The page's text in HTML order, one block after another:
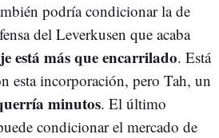
podría condicionar la de
del Leverkusen que acaba
está más que encarrilado. Está
esta incorporación, pero Tah, un
minutos. El último
condicionar el mercado de